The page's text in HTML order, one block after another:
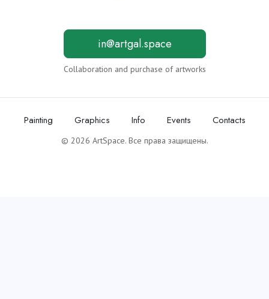
in@artgal.space
Collaboration and purchase of artworks
Painting Graphics Info Events Contacts
© 2026 ArtSpace. Все права защищены.